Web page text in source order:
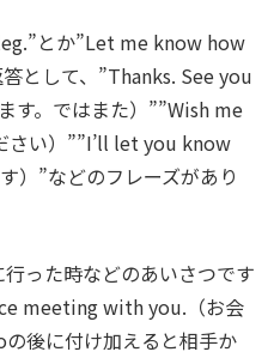
とか”Let me know how
として、”Thanks. See you
す。ではまた）””Wish me
さい）””I’ll let you know
）”などのフレーズがあり
った時などのあいさつです
meeting with you.（お会
後に付け加えると相手か